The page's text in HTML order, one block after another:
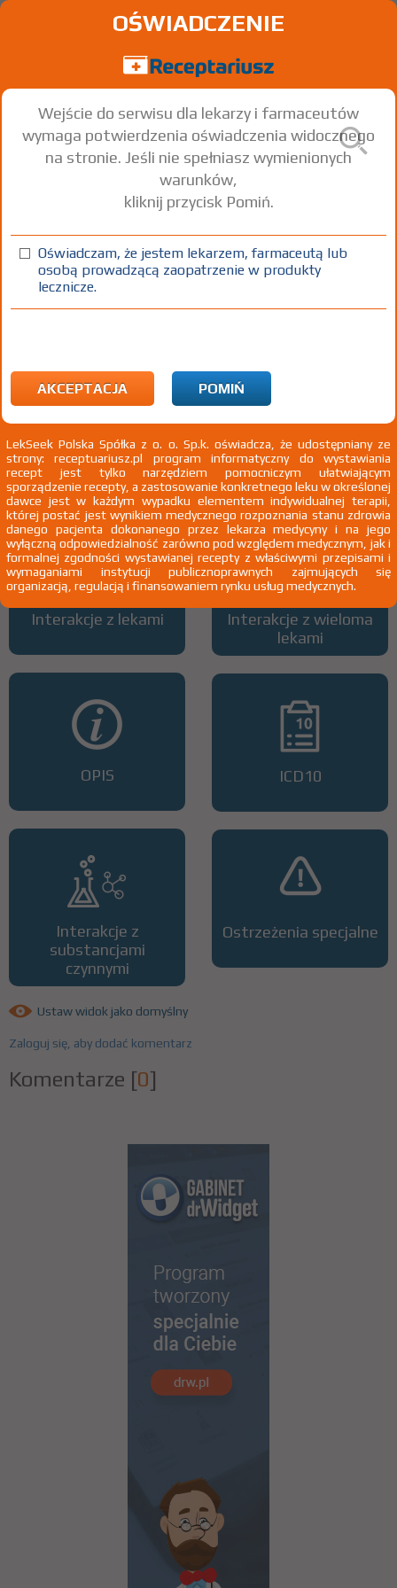
® 50
Diclofenac potassium
tabl. powl. 50 mg 10 szt. Doustnie
100%
Wszystkie dawki leku
Interakcje z lekami
OPIS
Interakcje z
substancjami
czynnymi
ATC
Interakcje z wieloma
lekami
ICD10
Ostrzeżenia specjalne
Ustaw widok jako domyślny
Zaloguj się, aby dodać komentarz
Komentarze [0]
OŚWIADCZENIE
Wejście do serwisu dla lekarzy i farmaceutów
wymaga potwierdzenia oświadczenia widocznego
na stronie. Jeśli nie spełniasz wymienionych
warunków,
kliknij przycisk Pomiń.
Oświadczam, że jestem lekarzem, farmaceutą lub
osobą prowadzącą zaopatrzenie w produkty
lecznicze.
AKCEPTACJA POMIŃ
LekSeek Polska Spółka z o. o. Sp.k. oświadcza, że udostępniany ze
strony: receptuariusz.pl program informatyczny do wystawiania
recept jest tylko narzędziem pomocniczym ułatwiającym
sporządzenie recepty, a zastosowanie konkretnego leku w określonej
dawce jest w każdym wypadku elementem indywidualnej terapii,
której postać jest wynikiem medycznego rozpoznania stanu zdrowia
danego pacjenta dokonanego przez lekarza medycyny i na jego
wyłączną odpowiedzialność zarówno pod względem medycznym, jak i
formalnej zgodności wystawianej recepty z właściwymi przepisami i
wymaganiami instytucji publicznoprawnych zajmujących się
organizacją, regulacją i finansowaniem rynku usług medycznych.